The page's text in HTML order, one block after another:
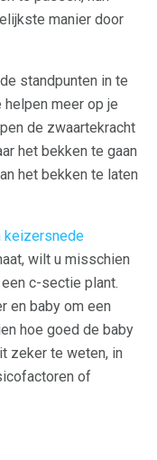
manier door
standpunten in te
helpen meer op je
de zwaartekracht
het bekken te gaan
het bekken te laten
keizersnede
wilt u misschien
c-sectie plant.
en baby om een
hoe goed de baby
zeker te weten, in
of